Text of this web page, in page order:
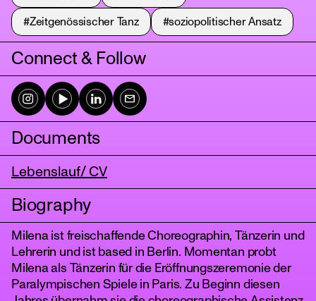
#Zeitgenössischer Tanz #soziopolitischer Ansatz
Connect & Follow
Documents
Lebenslauf/ CV
Biography
Milena ist freischaffende Choreographin, Tänzerin und
Lehrerin und ist based in Berlin. Momentan probt
Milena als Tänzerin für die Eröffnungszeremonie der
Paralympischen Spiele in Paris. Zu Beginn diesen
tanz